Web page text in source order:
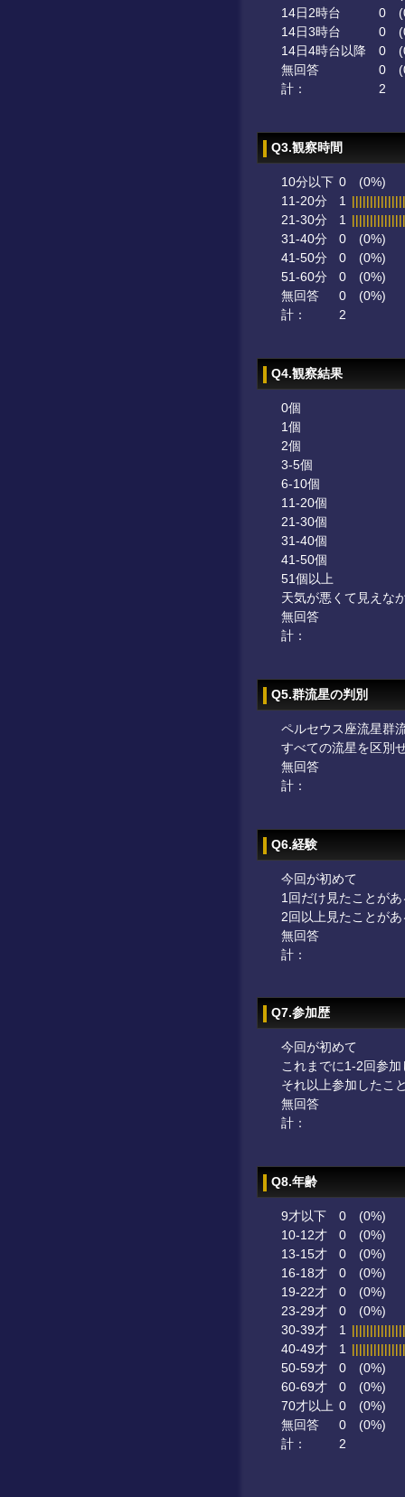
14日2時台
0
14日3時台
0
14日4時台以降
0
無回答
0
計：
2
Q3.観察時間
10分以下 0
(0%)
11-20分
1
21-30分
1
31-40分
0
(0%)
41-50分
0
(0%)
51-60分
0
(0%)
無回答
0
(0%)
計：
2
Q4.観察結果
0個
1個
2個
3-5個
6-10個
11-20個
21-30個
31-40個
41-50個
51個以上
天気が悪くて見えな
無回答
計：
Q5.群流星の判別
ペルセウス座流星群
すべての流星を区別
無回答
計：
Q6.経験
今回が初めて
1回だけ見たことがあ
2回以上見たことがあ
無回答
計：
Q7.参加歴
今回が初めて
これまでに1-2回参
それ以上参加したこ
無回答
計：
Q8.年齢
9才以下 0
(0%)
10-12才
0
(0%)
13-15才
0
(0%)
16-18才
0
(0%)
19-22才
0
(0%)
23-29才
0
(0%)
30-39才
1
40-49才
1
50-59才
0
(0%)
60-69才
0
(0%)
70才以上 0
(0%)
無回答
0
(0%)
計：
2